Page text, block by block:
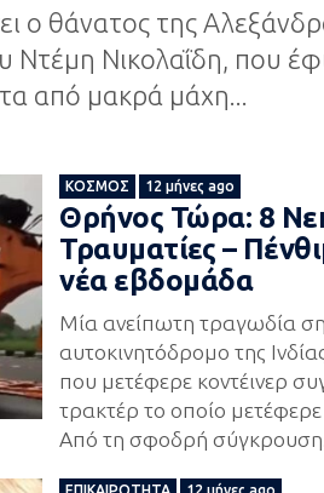
ο θάνατος της
Ντέμη Νικολαΐδη, που
από μακρά μάχη...
ΚΌΣΜΟΣ 12 μήνες ago
Θρήνος Τώρα: 8
Τραυματίες –
νέα εβδομάδα
Μία ανείπωτη τραγωδία
αυτοκινητόδρομο της
που μετέφερε κοντέινερ
τρακτέρ το οποίο
Από τη σφοδρή